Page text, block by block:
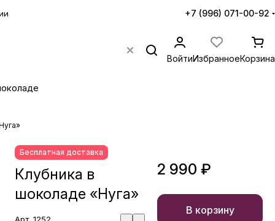
+7 (996) 071-00-92
ВойтиИзбранноеКорзина
Бесплатная доставка
Клубника в
шоколаде «Нуга»
2 990 ₽
В корзину